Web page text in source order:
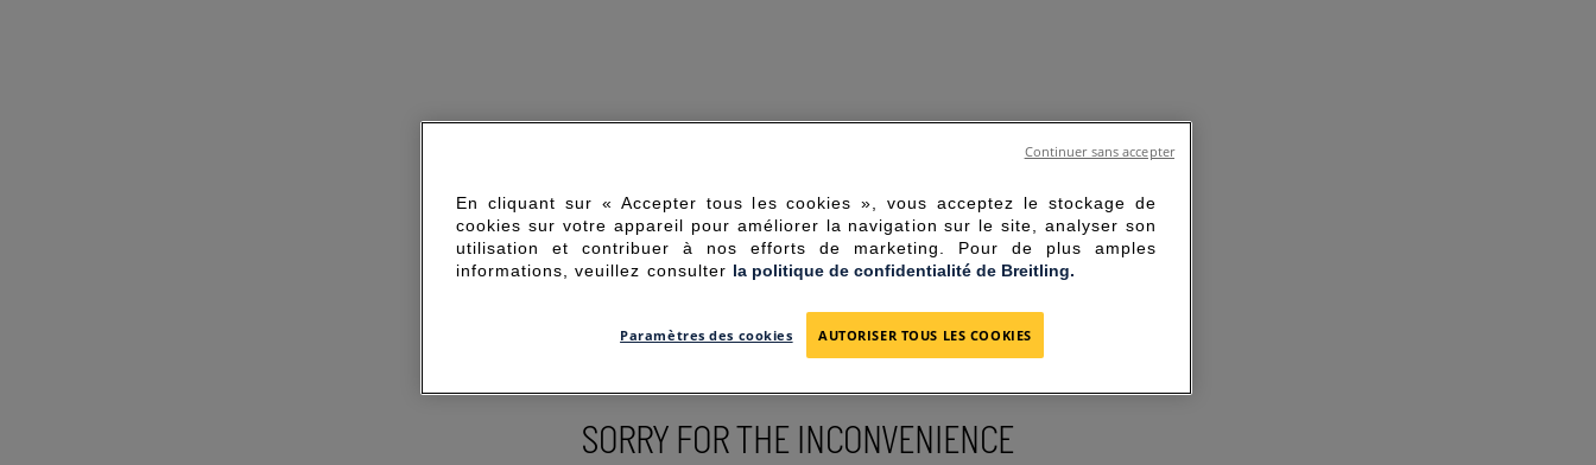
SORRY FOR THE INCONVENIENCE
En cliquant sur « Accepter tous les cookies », vous acceptez le stockage de
cookies sur votre appareil pour améliorer la navigation sur le site, analyser son
utilisation et contribuer à nos efforts de marketing. Pour de plus amples
informations, veuillez consulter la politique de confidentialité de Breitling.
Paramètres des cookies AUTORISER TOUS LES COOKIES
Continuer sans accepter